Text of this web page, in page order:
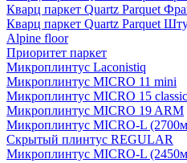
Кварц паркет Quartz Parquet
Кварц паркет Quartz Parquet
Alpine floor
Приоритет паркет
Микроплинтус Laconistiq
Микроплинтус MICRO 11 mini
Микроплинтус MICRO 15 classic
Микроплинтус MICRO 19 ARM
Микроплинтус MICRO-L
Скрытый плинтус REGULAR
Микроплинтус MICRO-L